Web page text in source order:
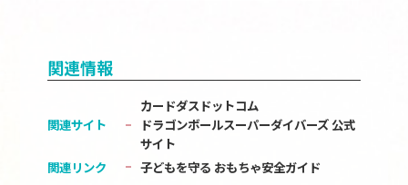
関連情報
関連サイト
カードダスドットコム
ドラゴンボールスーパーダイバーズ 公式
サイト
関連リンク
子どもを守る おもちゃ安全ガイド